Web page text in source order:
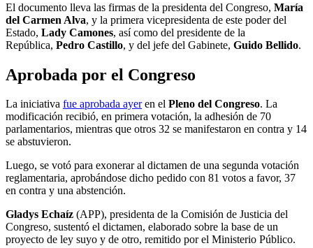
El documento lleva las firmas de la presidenta del Congreso, María
del Carmen Alva, y la primera vicepresidenta de este poder del
Estado, Lady Camones, así como del presidente de la
República, Pedro Castillo, y del jefe del Gabinete, Guido Bellido.
Aprobada por el Congreso
La iniciativa fue aprobada ayeren el Pleno del Congreso. La
modificación recibió, en primera votación, la adhesión de 70
parlamentarios, mientras que otros 32 se manifestaron en contra y 14
se abstuvieron.
Luego, se votó para exonerar al dictamen de una segunda votación
reglamentaria, aprobándose dicho pedido con 81 votos a favor, 37
en contra y una abstención.
Gladys Echaíz (APP), presidenta de la Comisión de Justicia del
Congreso, sustentó el dictamen, elaborado sobre la base de un
proyecto de ley suyo y de otro, remitido por el Ministerio Público.